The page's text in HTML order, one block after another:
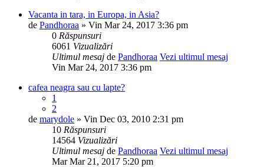
Vacanta in tara, in Europa, in Asia?
de Pandhoraa » Vin Mar 24, 2017 3:36 pm
0 Răspunsuri
6061 Vizualizări
Ultimul mesaj de Pandhoraa Vezi ultimul mesaj
Vin Mar 24, 2017 3:36 pm
cafea neagra sau cu lapte?
1
2
de marydole » Vin Dec 03, 2010 2:31 pm
10 Răspunsuri
14564 Vizualizări
Ultimul mesaj de Pandhoraa Vezi ultimul mesaj
Mar Mar 21, 2017 5:20 pm